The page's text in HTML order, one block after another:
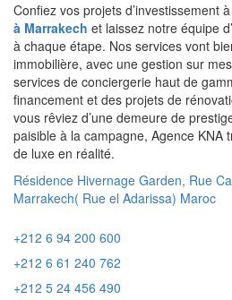
Confiez vos projets d’investissement
à Marrakech et laissez notre équipe
à chaque étape. Nos services vont
immobilière, avec une gestion sur
services de conciergerie haut de
financement et des projets de
vous rêviez d’une demeure de
paisible à la campagne, Agence KNA
de luxe en réalité.
Résidence Hivernage Garden, Rue
Marrakech( Rue el Adarissa) Maroc
+212 6 94 200 600
+212 6 61 240 762
+212 5 24 456 490